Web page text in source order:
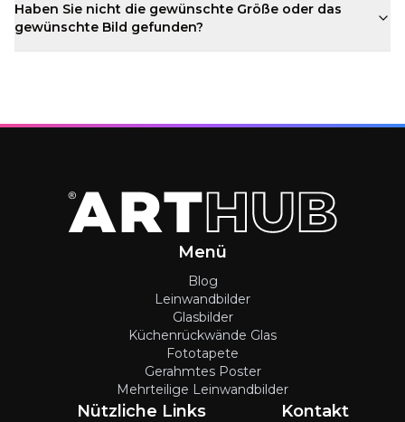
Haben Sie nicht die gewünschte Größe oder das
gewünschte Bild gefunden?
Menü
Blog
Leinwandbilder
Glasbilder
Küchenrückwände Glas
Fototapete
Gerahmtes Poster
Mehrteilige Leinwandbilder
Nützliche Links Kontakt